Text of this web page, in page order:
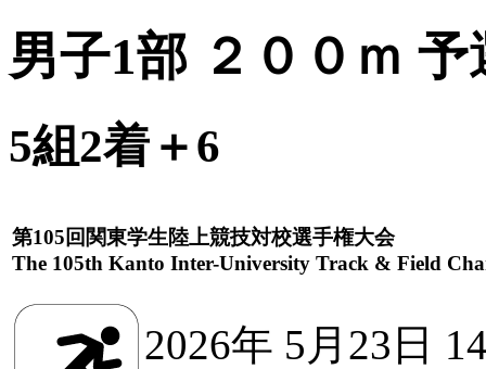
男子1部 ２００ｍ 予
5組2着＋6
第105回関東学生陸上競技対校選手権大会
The 105th Kanto Inter-University Track & Field
2026年 5月23日